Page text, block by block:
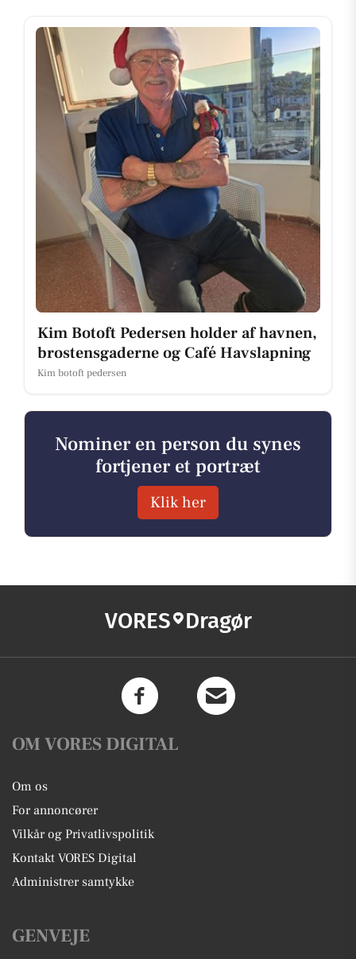
Kim Botoft Pedersen holder af havnen,
brostensgaderne og Café Havslapning
Kim botoft pedersen
Nominer en person du synes
fortjener et portræt
Klik her
VORES Dragør
OM VORES DIGITAL
Om os
For annoncører
Vilkår og Privatlivspolitik
Kontakt VORES Digital
Administrer samtykke
GENVEJE